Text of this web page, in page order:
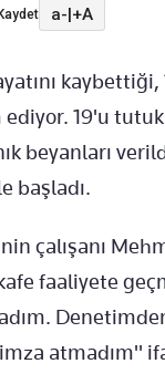
Kaydet a-|+A
kaybettiği,
19'u
beyanları
başladı.
çalışanı
faaliyete
atmadım"